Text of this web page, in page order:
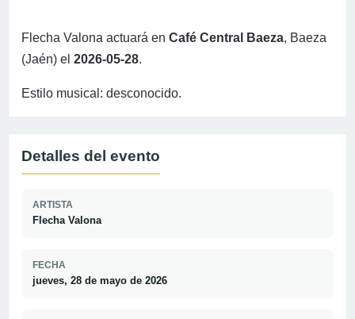
Flecha Valona actuará en Café Central Baeza, Baeza
(Jaén) el 2026-05-28.
Estilo musical: desconocido.
Detalles del evento
ARTISTA
Flecha Valona
FECHA
jueves, 28 de mayo de 2026